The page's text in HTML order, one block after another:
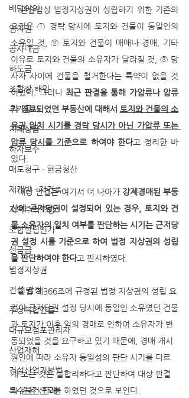
배당이의
임차권
공사대금
하도급
조합장 해임
추가공사
지체상금
하자보수
매도청구 · 현금청산
재개발 · 재건축
지역주택조합
조합설립인가
선급금
법정지상권
건설 감정
주상복합건물
대규모점포관리자
산업재해
건설산업기본법
특수물건 판례
   관습법상 법정지상권이 성립하기 위한 기존의
요건은 ① 경락 당시에 토지와 건물이 동일인의
소유일 것, ② 토지와 건물이 매매나 경매, 기타
이유로 토지와 건물의 소유자가 달라질 것, ③ 당
사자 사이에 건물을 철거한다는 특약이 없을 것
이었다. 그러나 최근 판결을 통해 가압류나 압류
가 경료되었던 부동산에 대해서 토지와 건물의 소
유권 일치 시기를 경락 당시가 아닌 가압류 또는
압류 당시를 기준으로 하여야 한다고 정리한 바
있다.
   대상 판결은 여기서 더 나아가
강제경매된 부동
산에 근저당권이 설정되어 있는 경우, 토지와 건
물 소유자의 일치 여부를 판단하는 시기는 근저당
권 설정 시를 기준으로 하여 법정 지상권의 성립
을 판단하여야 한다고 판시하였다.
   민법 제366조에 규정된 법정 지상권의 성립 요
건이 근저당권 설정 당시에 동일인 소유였던 건물
과 토지가 이후 임의 경매로 인하여 소유자가 변
동되었을 것을 요구하고 있기 때문에, 경매 개시
원인에 따라 소유자 동일성의 판단 시기를 다르
게 보는 것은 불합리하다고 판단하여 대상 판결
과 같은 선고를 하였던 것으로 보인다.